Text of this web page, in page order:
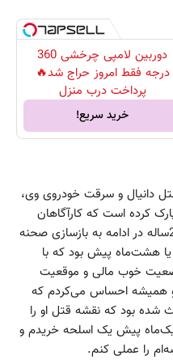
دوربین لامپی چرخشی 360
درجه فقط امروز حراج شد🔥
پرداخت درب منزل
خرید سریع!
دانیال و سرقت خودروی وی،
کرده است که کارآگاهان
موفق به کشف آن شدند. این پسر 23ساله در ادامه به بازسازی صحنه
هشت‌ماه پیش بود که با
خوب مالی و موقعیت
همیشه احساس می‌کردم که
شده بود که نقشه قتل او را
پیش یک اسلحه خریدم و
را عملی کنم.